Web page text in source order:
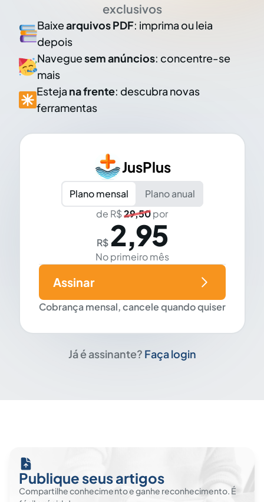
exclusivos
Baixearquivos PDF: imprima ou leia
depois
Naveguesem anúncios: concentre-se
mais
Esteja na frente: descubra novas
ferramentas
JusPlus
Plano mensal
Plano anual
de R$29,50por
R$ 2,95
No primeiro mês
Cobrança mensal, cancele quando quiser
Assinar
Já é assinante? Faça login
Publique seus artigos
Compartilhe conhecimento e ganhe reconhecimento. É